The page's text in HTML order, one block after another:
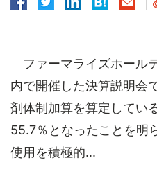
ファーマライズホール
内で開催した決算説明会
剤体制加算を算定してい
55.7％となったことを明
使用を積極的...